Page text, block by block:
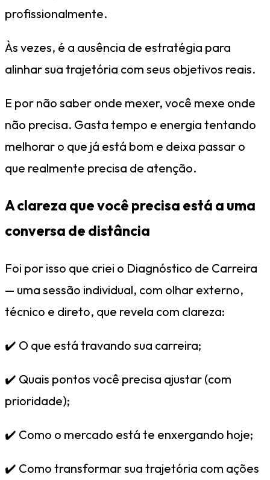
profissionalmente.
Às vezes, é a ausência de estratégia para
alinhar sua trajetória com seus objetivos reais.
E por não saber onde mexer, você mexe onde
não precisa. Gasta tempo e energia tentando
melhorar o que já está bom e deixa passar o
que realmente precisa de atenção.
A clareza que você precisa está a uma
conversa de distância
Foi por isso que criei o Diagnóstico de Carreira
— uma sessão individual, com olhar externo,
técnico e direto, que revela com clareza:
✔️ O que está travando sua carreira;
✔️ Quais pontos você precisa ajustar (com
prioridade);
✔️ Como o mercado está te enxergando hoje;
✔️ Como transformar sua trajetória com ações